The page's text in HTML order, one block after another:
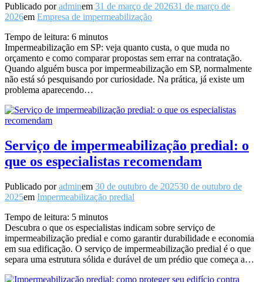
Publicado poradminem 31 de março de 202631 de março de
2026em Empresa de impermeabilização
Tempo de leitura: 6 minutos
Impermeabilização em SP: veja quanto custa, o que muda no
orçamento e como comparar propostas sem errar na contratação.
Quando alguém busca por impermeabilização em SP, normalmente
não está só pesquisando por curiosidade. Na prática, já existe um
problema aparecendo…
Serviço de impermeabilização predial: o
que os especialistas recomendam
Publicado poradminem 30 de outubro de 202530 de outubro de
2025em Impermeabilização predial
Tempo de leitura: 5 minutos
Descubra o que os especialistas indicam sobre serviço de
impermeabilização predial e como garantir durabilidade e economia
em sua edificação. O serviço de impermeabilização predial é o que
separa uma estrutura sólida e durável de um prédio que começa a…